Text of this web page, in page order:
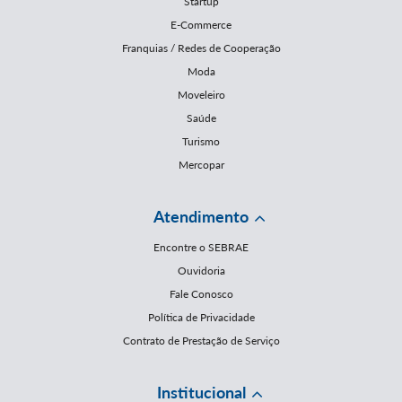
E-Commerce
Franquias / Redes de Cooperação
Moda
Moveleiro
Saúde
Turismo
Mercopar
Atendimento
Encontre o SEBRAE
Ouvidoria
Fale Conosco
Política de Privacidade
Contrato de Prestação de Serviço
Institucional